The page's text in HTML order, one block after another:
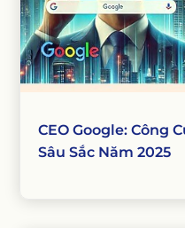
CEO Google: Công
Sâu Sắc Năm 2025